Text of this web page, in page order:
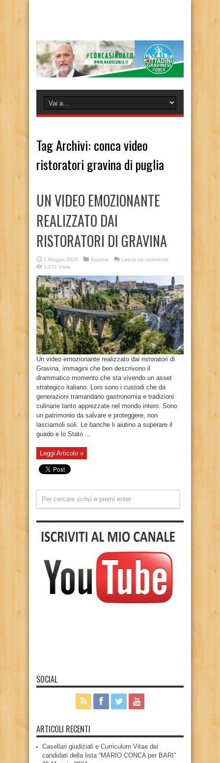
Tag Archivi: conca video
ristoratori gravina di puglia
UN VIDEO EMOZIONANTE
REALIZZATO DAI
RISTORATORI DI GRAVINA
1 Maggio 2020 Gravina
Lascia un commento
1,074 Visite
Un video emozionante realizzato dai ristoratori di
Gravina, immagini che ben descrivono il
drammatico momento che sta vivendo un asset
strategico italiano. Loro sono i custodi che da
generazioni tramandano gastronomia e tradizioni
culinarie tanto apprezzate nel mondo intero. Sono
un patrimonio da salvare e proteggere, non
lasciamoli soli. Le banche li aiutino a superare il
guado e lo Stato ...
Leggi Articolo »
SOCIAL
ARTICOLI RECENTI
Casellari giudiziali e Curriculum Vitae dei
candidati della lista “MARIO CONCA per BARI”